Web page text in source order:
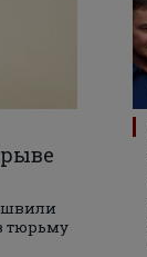
тюрьму